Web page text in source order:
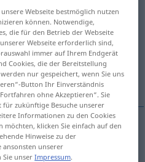
anklicken/antippen)
Webseite bestmöglich nutzen
können. Notwendige,
die für den Betrieb der Webseite
Webseite erforderlich sind,
immer auf Ihrem Endgerät
Cookies, die der Bereitstellung
nur gespeichert, wenn Sie uns
Button Ihr Einverständnis
ohne Akzeptieren“. Sie
zukünftige Besuche unserer
Informationen zu den Cookies
klicken Sie einfach auf den
Hinweise zu der
ansonsten unserer
Sie unserImpressum.